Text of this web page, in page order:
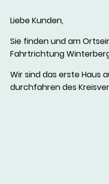
Liebe Kunden,
Sie finden und am
Fahrtrichtung
Wir sind das erste Haus
durchfahren des